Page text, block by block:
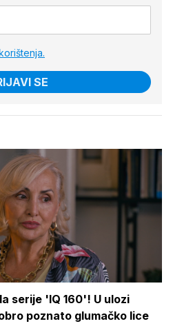
SE
serije 'IQ 160'! U ulozi
poznato glumačko lice